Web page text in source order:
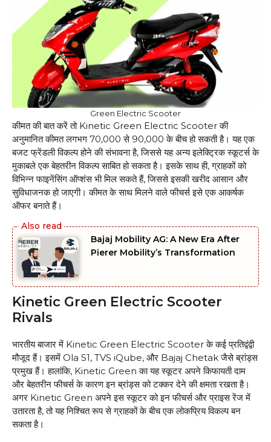
Green Electric Scooter
कीमत की बात करें तो Kinetic Green Electric Scooter की
अनुमानित कीमत लगभग ₹70,000 से ₹90,000 के बीच हो सकती है। यह एक
बजट फ्रेंडली विकल्प होने की संभावना है, जिससे यह अन्य इलेक्ट्रिक स्कूटर्स के
मुकाबले एक बेहतरीन विकल्प साबित हो सकता है। इसके साथ ही, ग्राहकों को
विभिन्न फाइनेंसिंग ऑप्शंस भी मिल सकते हैं, जिससे इसकी खरीद आसान और
सुविधाजनक हो जाएगी। कीमत के साथ मिलने वाले फीचर्स इसे एक आकर्षक
ऑफर बनाते हैं।
Bajaj Mobility AG: A New Era After
Pierer Mobility’s Transformation
Kinetic Green Electric Scooter
Rivals
भारतीय बाजार में Kinetic Green Electric Scooter के कई प्रतिद्वंद्वी
मौजूद हैं। इसमें Ola S1, TVS iQube, और Bajaj Chetak जैसे ब्रांड्स
प्रमुख हैं। हालांकि, Kinetic Green का यह स्कूटर अपने किफायती दाम
और बेहतरीन फीचर्स के कारण इन ब्रांड्स को टक्कर देने की क्षमता रखता है।
अगर Kinetic Green अपने इस स्कूटर को इन फीचर्स और प्राइस रेंज में
उतारता है, तो यह निश्चित रूप से ग्राहकों के बीच एक लोकप्रिय विकल्प बन
सकता है।